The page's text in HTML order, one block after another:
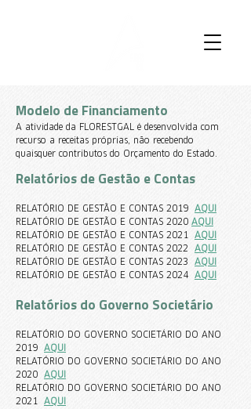
Modelo de Financiamento
A atividade da FLORESTGAL é desenvolvida com
recurso a receitas próprias, não recebendo
quaisquer contributos do Orçamento do Estado.
Relatórios de Gestão e Contas
RELATÓRIO DE GESTÃO E CONTAS 2019 AQUI
RELATÓRIO DE GESTÃO E CONTAS 2020 AQUI
RELATÓRIO DE GESTÃO E CONTAS 2021 AQUI
RELATÓRIO DE GESTÃO E CONTAS 2022 AQUI
RELATÓRIO DE GESTÃO E CONTAS 2023 AQUI
RELATÓRIO DE GESTÃO E CONTAS 2024 AQUI
Relatórios do Governo Societário
RELATÓRIO DO GOVERNO SOCIETÁRIO DO ANO
2019
AQUI
RELATÓRIO DO GOVERNO SOCIETÁRIO DO ANO
2020 AQUI
RELATÓRIO DO GOVERNO SOCIETÁRIO DO ANO
2021 AQUI